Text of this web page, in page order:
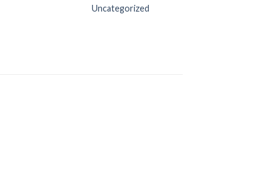
Uncategorized